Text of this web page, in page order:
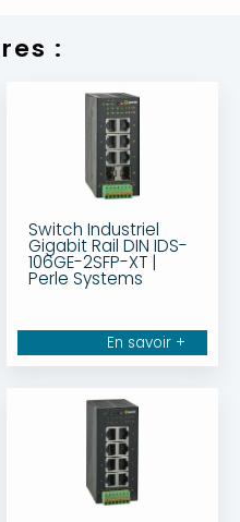
:
Switch Industriel
Gigabit Rail DIN IDS-
106GE-2SFP-XT |
Perle Systems
En savoir +